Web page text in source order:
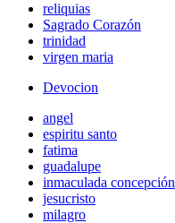
reliquias
Sagrado Corazón
trinidad
virgen maria
Devocion
angel
espiritu santo
fatima
guadalupe
inmaculada concepción
jesucristo
milagro